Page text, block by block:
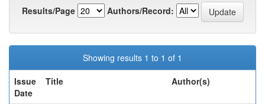
Results/Page
Authors/Record:
Showing results 1 to 1 of 1
Issue
Date
Title Author(s)